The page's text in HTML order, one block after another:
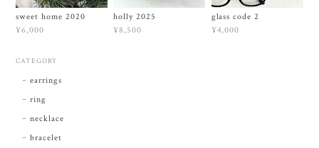
sweet home 2020
¥6,000
holly 2025
¥8,500
glass code 2
¥4,000
CATEGORY
earrings
ring
necklace
bracelet